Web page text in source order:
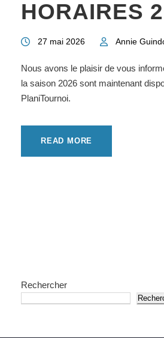
HORAIRES
27 mai 2026 Annie
Nous avons le plaisir de vous
la saison 2026 sont maintenant
PlaniTournoi.
READ MORE
Rechercher